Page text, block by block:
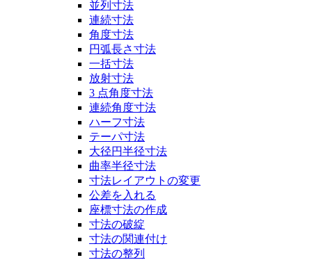
並列寸法
連続寸法
角度寸法
円弧長さ寸法
一括寸法
放射寸法
3 点角度寸法
連続角度寸法
ハーフ寸法
テーパ寸法
大径円半径寸法
曲率半径寸法
寸法レイアウトの変更
公差を入れる
座標寸法の作成
寸法の破綻
寸法の関連付け
寸法の整列